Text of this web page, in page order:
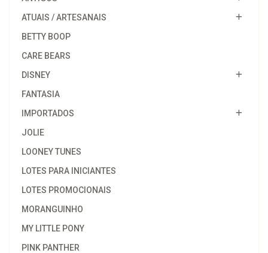
ATUAIS / ARTESANAIS
BETTY BOOP
CARE BEARS
DISNEY
FANTASIA
IMPORTADOS
JOLIE
LOONEY TUNES
LOTES PARA INICIANTES
LOTES PROMOCIONAIS
MORANGUINHO
MY LITTLE PONY
PINK PANTHER